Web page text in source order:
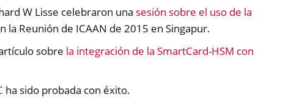
W Lisse celebraron una sesión sobre el uso de la
la Reunión de ICAAN de 2015 en Singapur.
sobre la integración de la SmartCard-HSM con
ha sido probada con éxito.